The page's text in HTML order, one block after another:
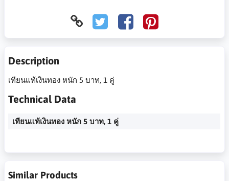
Description
เทียนแท้เงินทอง หนัก 5 บาท, 1 คู่
Technical Data
เทียนแท้เงินทอง หนัก 5 บาท, 1 คู่
Similar Products